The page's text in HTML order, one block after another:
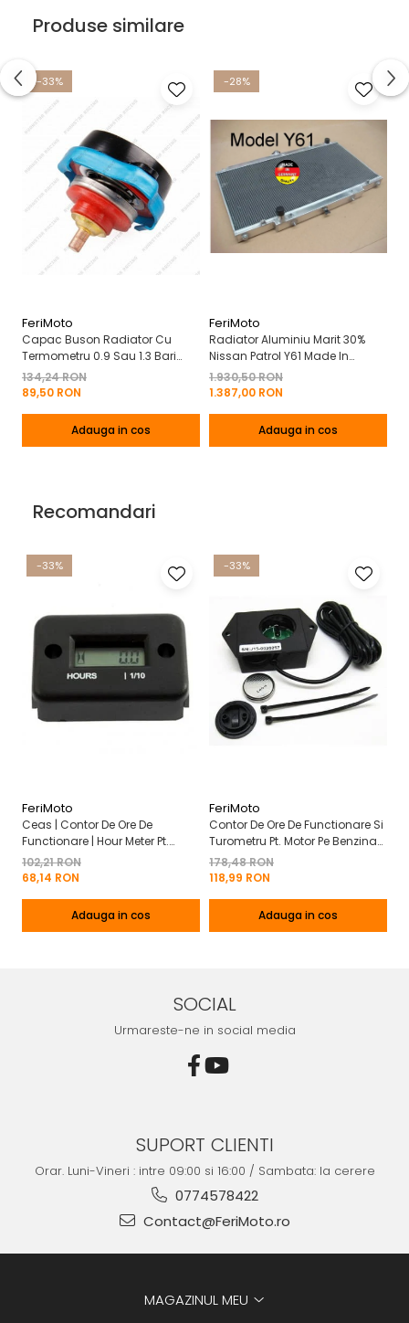
Produse similare
-33%
FeriMoto
Capac Buson Radiator Cu
Termometru 0.9 Sau 1.3 Bari
Nissan Suzuki Mercedes
Mitsubishi Etc
134,24 RON
89,50 RON
Adauga in cos
-28%
FeriMoto
Radiator Aluminiu Marit 30%
Nissan Patrol Y61 Made In
Germany
1.930,50 RON
1.387,00 RON
Adauga in cos
Recomandari
-33%
FeriMoto
Ceas | Contor De Ore De
Functionare | Hour Meter Pt.
Motor Pe Benzina 2T | 4T
102,21 RON
68,14 RON
Adauga in cos
-33%
FeriMoto
Contor De Ore De Functionare Si
Turometru Pt. Motor Pe Benzina
2T | 4T Cu Capac De Baterie
178,48 RON
118,99 RON
Adauga in cos
SOCIAL
Urmareste-ne in social media
SUPORT CLIENTI
Orar. Luni-Vineri : intre 09:00 si 16:00 / Sambata: la cerere
0774578422
Contact@FeriMoto.ro
MAGAZINUL MEU